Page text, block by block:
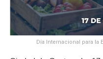
Día Internacional para la